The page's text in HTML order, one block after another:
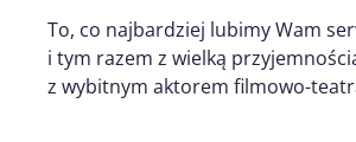
To, co najbardziej lubimy Wam
i tym razem z wielką
z wybitnym aktorem filmowo-